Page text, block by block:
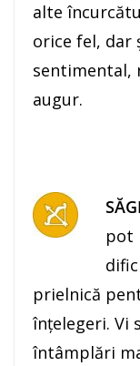
alte
orice fel, dar
sentimental,
augur.
pot
prielnică
înţelegeri. Vi
întâmplări